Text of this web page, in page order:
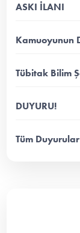
ASKI İLANI
Kamuoyunun
Tübitak Bilim
DUYURU!
Tüm Duyurular